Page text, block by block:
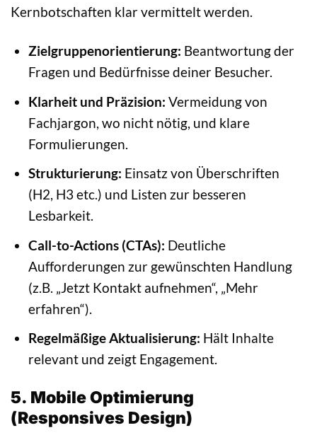
Kernbotschaften klar vermittelt werden.
Zielgruppenorientierung: Beantwortung der
Fragen und Bedürfnisse deiner Besucher.
Klarheit und Präzision: Vermeidung von
Fachjargon, wo nicht nötig, und klare
Formulierungen.
Strukturierung: Einsatz von Überschriften
(H2, H3 etc.) und Listen zur besseren
Lesbarkeit.
Call-to-Actions (CTAs): Deutliche
Aufforderungen zur gewünschten Handlung
(z.B. „Jetzt Kontakt aufnehmen“, „Mehr
erfahren“).
Regelmäßige Aktualisierung: Hält Inhalte
relevant und zeigt Engagement.
5. Mobile Optimierung
(Responsives Design)